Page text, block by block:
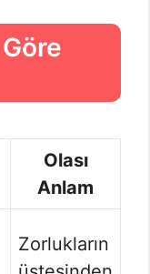
Olası
Anlam
Zorlukların